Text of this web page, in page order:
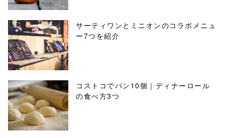
サーティワンとミニオンのコラボメニュ
ー7つを紹介
コストコでパン10個｜ディナーロール
の食べ方3つ